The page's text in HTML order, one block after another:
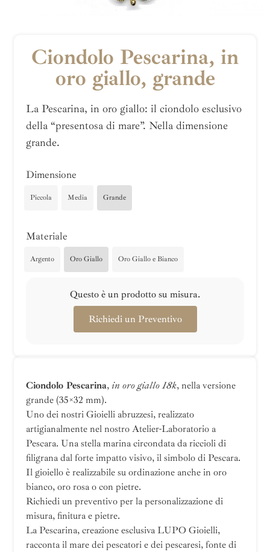
Ciondolo Pescarina, in
oro giallo, grande
La Pescarina, in oro giallo: il ciondolo esclusivo
della “presentosa di mare”. Nella dimensione
grande.
Dimensione
Piccola Media Grande
Materiale
Argento Oro Giallo Oro Giallo e Bianco
Questo è un prodotto su misura.
Richiedi un Preventivo
Ciondolo Pescarina, in oro giallo 18k, nella versione
grande (35×32 mm).
Uno dei nostri Gioielli abruzzesi, realizzato
artigianalmente nel nostro Atelier-Laboratorio a
Pescara. Una stella marina circondata da riccioli di
filigrana dal forte impatto visivo, il simbolo di Pescara.
Il gioiello è realizzabile su ordinazione anche in oro
bianco, oro rosa o con pietre.
Richiedi un preventivo per la personalizzazione di
misura, finitura e pietre.
La Pescarina, creazione esclusiva LUPO Gioielli,
racconta il mare dei pescatori e dei pescaresi, fonte di